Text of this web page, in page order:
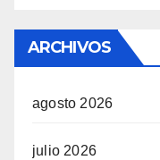
ARCHIVOS
agosto 2026
julio 2026